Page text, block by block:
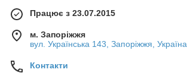
Працює з 23.07.2015
м. Запоріжжя
вул. Українська 143, Запоріжжя, Україна
Контакти